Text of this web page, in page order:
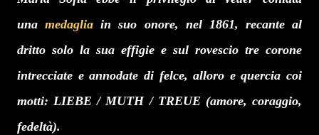
unamedaglia in suo onore, nel 1861, recante al
dritto solo la sua effigie e sul rovescio tre corone
intrecciate e annodate di felce, alloro e quercia coi
motti: LIEBE / MUTH / TREUE (amore, coraggio,
fedeltà).